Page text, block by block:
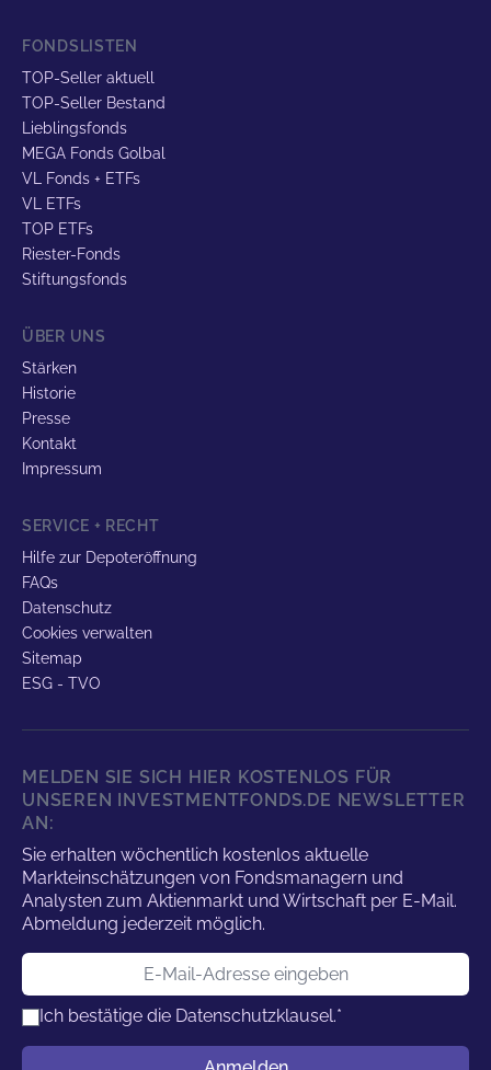
FONDSLISTEN
TOP-Seller aktuell
TOP-Seller Bestand
Lieblingsfonds
MEGA Fonds Golbal
VL Fonds + ETFs
VL ETFs
TOP ETFs
Riester-Fonds
Stiftungsfonds
ÜBER UNS
Stärken
Historie
Presse
Kontakt
Impressum
SERVICE + RECHT
Hilfe zur Depoteröffnung
FAQs
Datenschutz
Cookies verwalten
Sitemap
ESG - TVO
MELDEN SIE SICH HIER KOSTENLOS FÜR
UNSEREN INVESTMENTFONDS.DE NEWSLETTER
AN:
Sie erhalten wöchentlich kostenlos aktuelle
Markteinschätzungen von Fondsmanagern und
Analysten zum Aktienmarkt und Wirtschaft per E-Mail.
Abmeldung jederzeit möglich.
E-Mail-Adresse
Ich bestätige die Datenschutzklausel.*